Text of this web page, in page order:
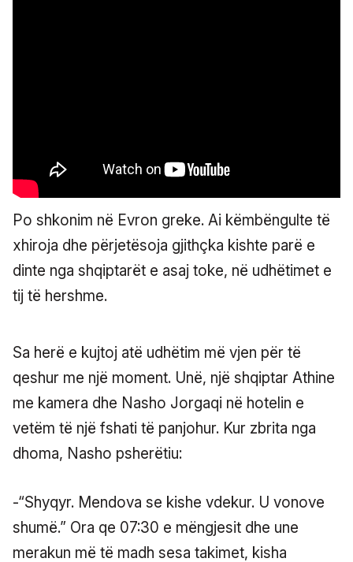
Po shkonim në Evron greke. Ai këmbëngulte të
xhiroja dhe përjetësoja gjithçka kishte parë e
dinte nga shqiptarët e asaj toke, në udhëtimet e
tij të hershme.
Sa herë e kujtoj atë udhëtim më vjen për të
qeshur me një moment. Unë, një shqiptar Athine
me kamera dhe Nasho Jorgaqi në hotelin e
vetëm të një fshati të panjohur. Kur zbrita nga
dhoma, Nasho psherëtiu:
-“Shyqyr. Mendova se kishe vdekur. U vonove
shumë.” Ora qe 07:30 e mëngjesit dhe une
merakun më të madh sesa takimet, kisha